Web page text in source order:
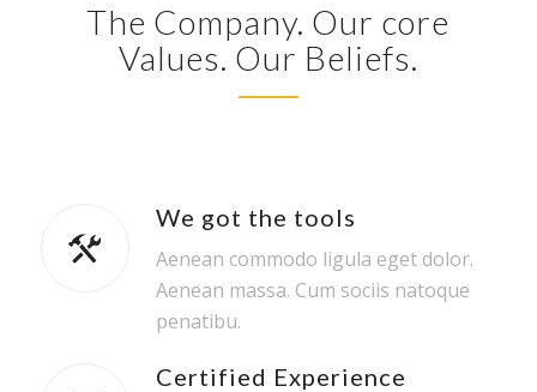
The Company. Our core
Values. Our Beliefs.
We got the tools
Aenean commodo ligula eget dolor.
Aenean massa. Cum sociis natoque
penatibu.
Certified Experience